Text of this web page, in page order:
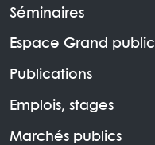
Séminaires
Espace Grand public
Publications
Emplois, stages
Marchés publics